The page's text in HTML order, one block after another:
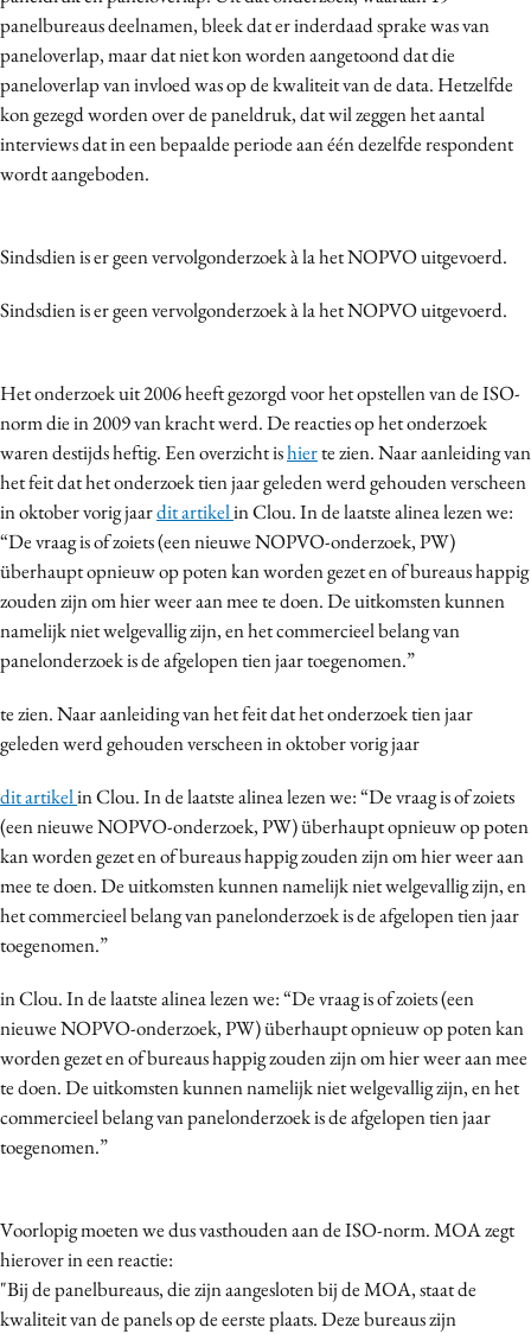
panelbureaus deelnamen, bleek dat er inderdaad sprake was van
paneloverlap, maar dat niet kon worden aangetoond dat die
paneloverlap van invloed was op de kwaliteit van de data. Hetzelfde
kon gezegd worden over de paneldruk, dat wil zeggen het aantal
interviews dat in een bepaalde periode aan één dezelfde respondent
wordt aangeboden.
Sindsdien is er geen vervolgonderzoek à la het NOPVO uitgevoerd.
Sindsdien is er geen vervolgonderzoek à la het NOPVO uitgevoerd.
Het onderzoek uit 2006 heeft gezorgd voor het opstellen van de ISO-
norm die in 2009 van kracht werd. De reacties op het onderzoek
waren destijds heftig. Een overzicht ishierte zien. Naar aanleiding van
het feit dat het onderzoek tien jaar geleden werd gehouden verscheen
in oktober vorig jaardit artikelin Clou. In de laatste alinea lezen we:
“De vraag is of zoiets (een nieuwe NOPVO-onderzoek, PW)
überhaupt opnieuw op poten kan worden gezet en of bureaus happig
zouden zijn om hier weer aan mee te doen. De uitkomsten kunnen
namelijk niet welgevallig zijn, en het commercieel belang van
panelonderzoek is de afgelopen tien jaar toegenomen.”
te zien. Naar aanleiding van het feit dat het onderzoek tien jaar
geleden werd gehouden verscheen in oktober vorig jaar
dit artikelin Clou. In de laatste alinea lezen we: “De vraag is of zoiets
(een nieuwe NOPVO-onderzoek, PW) überhaupt opnieuw op poten
kan worden gezet en of bureaus happig zouden zijn om hier weer aan
mee te doen. De uitkomsten kunnen namelijk niet welgevallig zijn, en
het commercieel belang van panelonderzoek is de afgelopen tien jaar
toegenomen.”
in Clou. In de laatste alinea lezen we: “De vraag is of zoiets (een
nieuwe NOPVO-onderzoek, PW) überhaupt opnieuw op poten kan
worden gezet en of bureaus happig zouden zijn om hier weer aan mee
te doen. De uitkomsten kunnen namelijk niet welgevallig zijn, en het
commercieel belang van panelonderzoek is de afgelopen tien jaar
toegenomen.”
Voorlopig moeten we dus vasthouden aan de ISO-norm. MOA zegt
hierover in een reactie:
"Bij de panelbureaus, die zijn aangesloten bij de MOA, staat de
kwaliteit van de panels op de eerste plaats. Deze bureaus zijn